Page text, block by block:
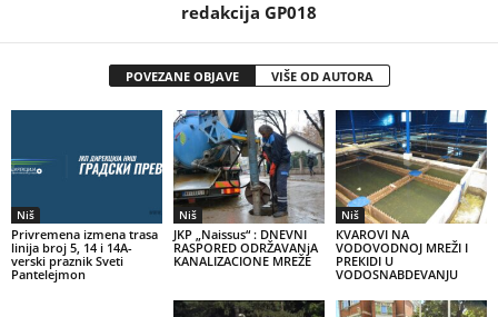
redakcija GP018
POVEZANE OBJAVE VIŠE OD AUTORA
Niš
Privremena izmena trasa
linija broj 5, 14 i 14A-
verski praznik Sveti
Pantelejmon
Niš
JKP „Naissus“ : DNEVNI
RASPORED ODRŽAVANjA
KANALIZACIONE MREŽE
Niš
КVAROVI NA
VODOVODNOJ MREŽI I
PREКIDI U
VODOSNABDEVANJU